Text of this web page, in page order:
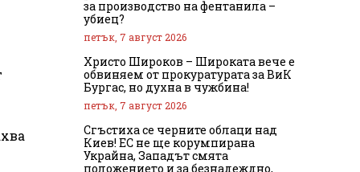
за производство на фентанила –
убиец?
петък, 7 август 2026
Христо Широков – Широката вече е
обвиняем от прокуратурата за ВиК
Бургас, но духна в чужбина!
петък, 7 август 2026
Сгъстиха се черните облаци над
Киев! ЕС не ще корумпирана
Украйна, Западът смята
положението и за безнадеждно,